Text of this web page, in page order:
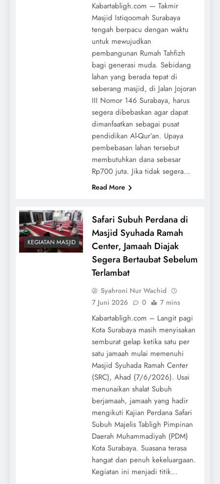
Kabartabligh.com — Takmir
Masjid Istiqoomah Surabaya
tengah berpacu dengan waktu
untuk mewujudkan
pembangunan Rumah Tahfizh
bagi generasi muda. Sebidang
lahan yang berada tepat di
seberang masjid, di Jalan Jojoran
III Nomor 146 Surabaya, harus
segera dibebaskan agar dapat
dimanfaatkan sebagai pusat
pendidikan Al-Qur’an. Upaya
pembebasan lahan tersebut
membutuhkan dana sebesar
Rp700 juta. Jika tidak segera…
Read More
KEGIATAN MASJID
Safari Subuh Perdana di
Masjid Syuhada Ramah
Center, Jamaah Diajak
Segera Bertaubat Sebelum
Terlambat
Syahroni Nur Wachid
7 Juni 2026
0 7 mins
Kabartabligh.com – Langit pagi
Kota Surabaya masih menyisakan
semburat gelap ketika satu per
satu jamaah mulai memenuhi
Masjid Syuhada Ramah Center
(SRC), Ahad (7/6/2026). Usai
menunaikan shalat Subuh
berjamaah, jamaah yang hadir
mengikuti Kajian Perdana Safari
Subuh Majelis Tabligh Pimpinan
Daerah Muhammadiyah (PDM)
Kota Surabaya. Suasana terasa
hangat dan penuh kekeluargaan.
Kegiatan ini menjadi titik…